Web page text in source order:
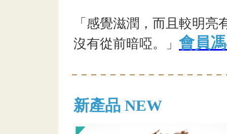
「感覺滋潤，而且較明
沒有從前暗啞。」 會員
新產品 NEW